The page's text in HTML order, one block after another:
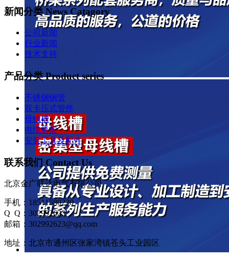
新闻分类 News Catagory
公司新闻
行业新闻
技术支持
产品分类 Product series
不锈钢钢管
双卡压式管件
母线槽
电缆桥架
安装工具及配件
联系我们 Contact Us
北京金广联达电气有限公司
手机：18511580230
Q Q：302992623
邮箱：302992623@qq.com
地址：北京市通州区张家湾镇苍头工业园区